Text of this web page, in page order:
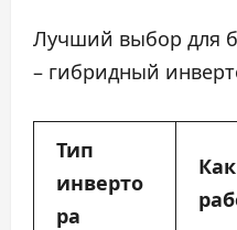
Лучший выбор для
– гибридный
Тип
инверто
ра
Как